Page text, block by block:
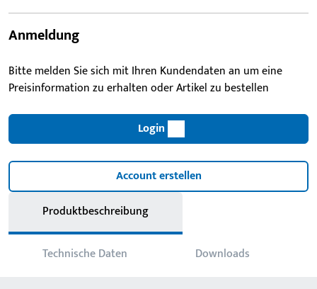
Anmeldung
Bitte melden Sie sich mit Ihren Kundendaten an um eine
Preisinformation zu erhalten oder Artikel zu bestellen
Login
Account erstellen
Produktbeschreibung
Technische Daten Downloads